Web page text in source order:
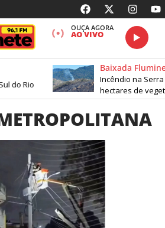
OUÇA AGORA
AO VIVO
Rio
Baixada
Incêndio na Serra do
hectares de